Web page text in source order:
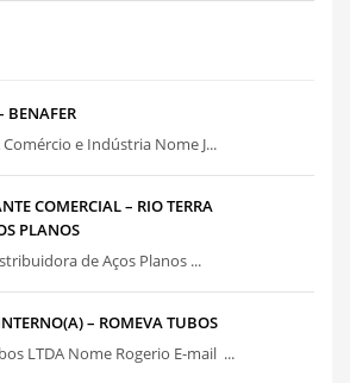
BENAFER
e Indústria Nome J...
COMERCIAL – RIO TERRA
PLANOS
de Aços Planos ...
– ROMEVA TUBOS
LTDA Nome Rogerio E-mail ...